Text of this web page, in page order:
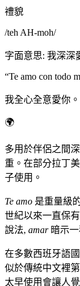
禮貌
/teh AH-moh/
字面意思: 我深深
“Te amo con todo
我全心全意愛你。
🌍
多用於伴侶之間
重。在部分拉丁
子使用。
Te amo 是重量級
世紀以來一直保
說法, amar暗示一
在多數西班牙語
似於傳統中文裡
太早使用會讓人